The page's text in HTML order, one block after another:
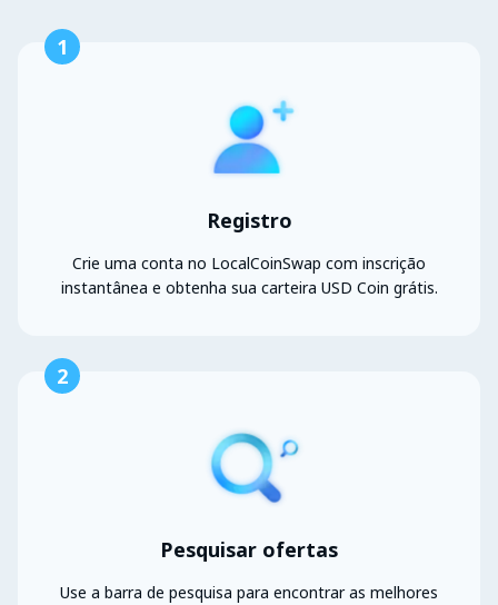
1
Registro
Crie uma conta no LocalCoinSwap com inscrição
instantânea e obtenha sua carteira USD Coin grátis.
2
Pesquisar ofertas
Use a barra de pesquisa para encontrar as melhores